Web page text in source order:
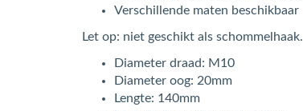
Verschillende maten beschikbaar
Let op: niet geschikt als schommelhaak.
Diameter draad: M10
Diameter oog: 20mm
Lengte: 140mm